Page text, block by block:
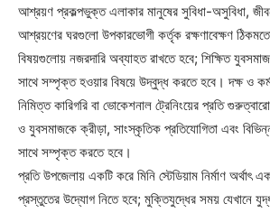
আশ্রয়ণ প্রকল্পভুক্ত এলাকার মানুষের সুবিধা-অসুবিধা,
আশ্রয়ণের ঘরগুলো উপকারভোগী কর্তৃক রক্ষণাবেক্ষণ
বিষয়গুলোয় নজরদারি অব্যাহত রাখতে হবে; শিক্ষিত
সাথে সম্পৃক্ত হওয়ার বিষয়ে উদ্বুদ্ধ করতে হবে। দক্ষ ও
নিমিত্ত কারিগরি বা ভোকেশনাল ট্রেনিংয়ের প্রতি
ও যুবসমাজকে ক্রীড়া, সাংস্কৃতিক প্রতিযোগিতা এবং
সাথে সম্পৃক্ত করতে হবে।
প্রতি উপজেলায় একটি করে মিনি স্টেডিয়াম নির্মাণ অর্থাৎ
প্রস্তুতের উদ্যোগ নিতে হবে; মুক্তিযুদ্ধের সময় যেখানে